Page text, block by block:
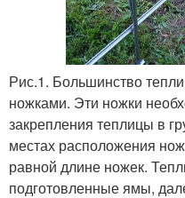
Рис.1. Большинство
ножками. Эти ножки
закрепления теплицы в
местах расположения
равной длине ножек.
подготовленные ямы,